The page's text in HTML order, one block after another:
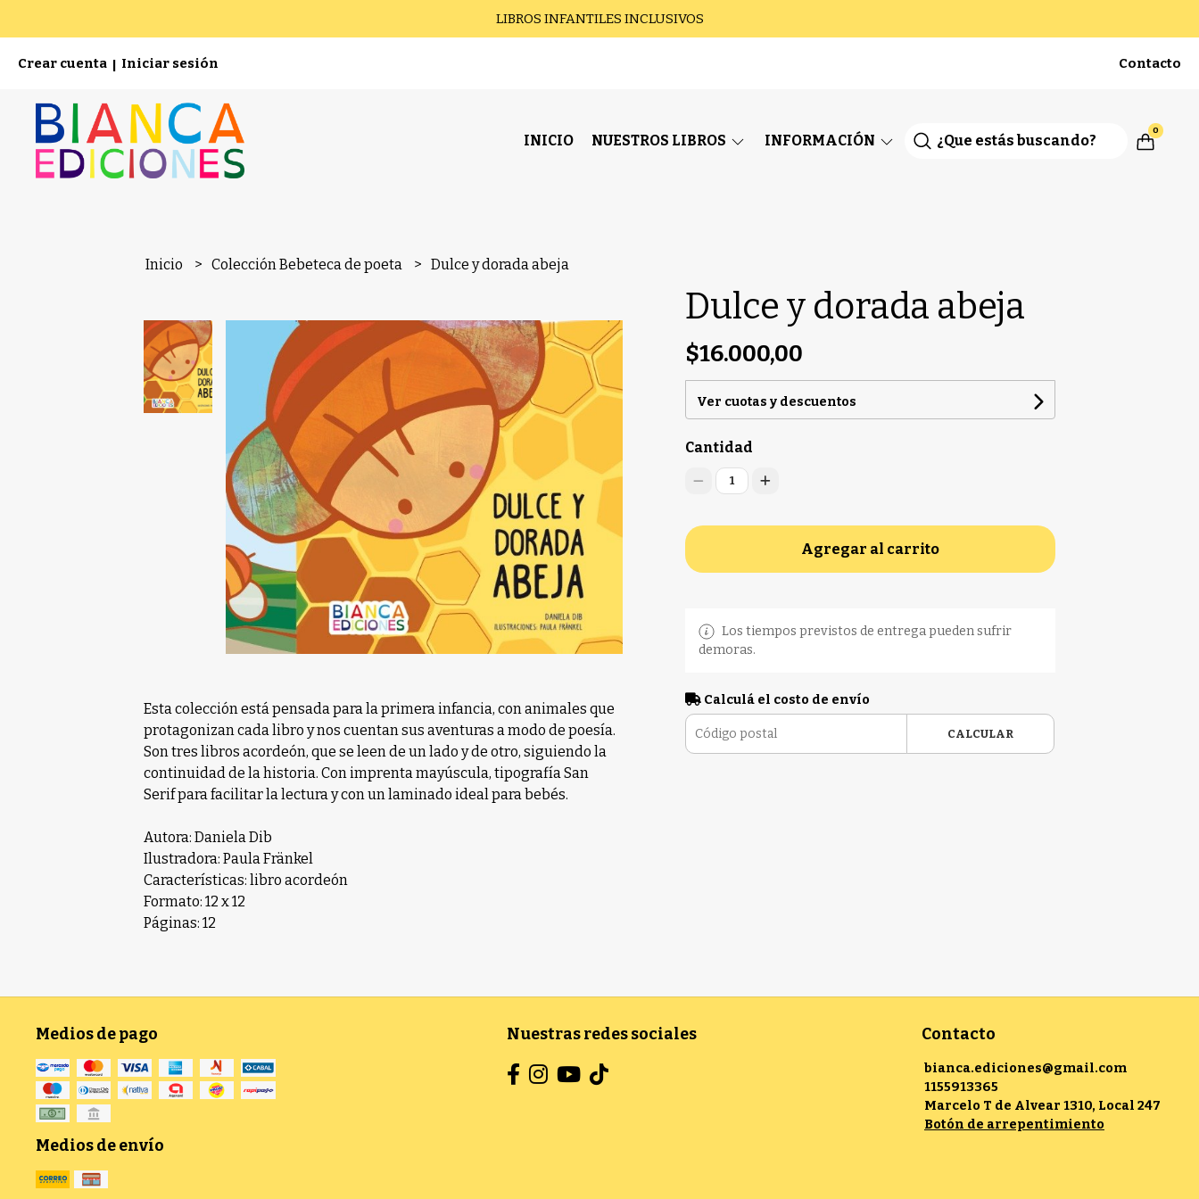
LIBROS INFANTILES INCLUSIVOS
Crear cuenta | Iniciar sesión Contacto
INICIO NUESTROS LIBROS INFORMACIÓN
0
Inicio Colección Bebeteca de poeta Dulce y dorada abeja
Esta colección está pensada para la primera infancia, con animales que
protagonizan cada libro y nos cuentan sus aventuras a modo de poesía.
Son tres libros acordeón, que se leen de un lado y de otro, siguiendo la
continuidad de la historia. Con imprenta mayúscula, tipografía San
Serif para facilitar la lectura y con un laminado ideal para bebés.
Autora: Daniela Dib
Ilustradora: Paula Fränkel
Características: libro acordeón
Formato: 12 x 12
Páginas: 12
Dulce y dorada abeja
$16.000,00
Ver cuotas y descuentos
Cantidad
1
Agregar al carrito
Los tiempos previstos de entrega pueden sufrir
demoras.
Calculá el costo de envío
CALCULAR
Medios de pago
Medios de envío
Nuestras redes sociales Contacto
bianca.ediciones@gmail.com
1155913365
Marcelo T de Alvear 1310, Local 247
Botón de arrepentimiento